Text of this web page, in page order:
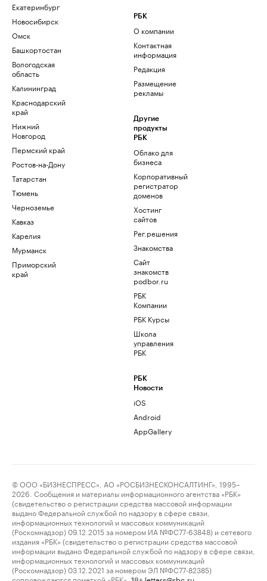
Екатеринбург
Новосибирск
Омск
Башкортостан
Вологодская
область
Калининград
Краснодарский
край
Нижний
Новгород
Пермский край
Ростов-на-Дону
Татарстан
Тюмень
Черноземье
Кавказ
Карелия
Мурманск
Приморский
край
РБК
О компании
Контактная
информация
Редакция
Размещение
рекламы
Другие
продукты
РБК
Облако для
бизнеса
Корпоративный
регистратор
доменов
Хостинг
сайтов
Рег.решения
Знакомства
Сайт
знакомств
podbor.ru
РБК
Компании
РБК Курсы
Школа
управления
РБК
РБК
Новости
iOS
Android
AppGallery
© ООО «БИЗНЕСПРЕСС», АО «РОСБИЗНЕСКОНСАЛТИНГ», 1995–
2026. Сообщения и материалы информационного агентства «РБК»
(свидетельство о регистрации средства массовой информации
выдано Федеральной службой по надзору в сфере связи,
информационных технологий и массовых коммуникаций
(Роскомнадзор) 09.12.2015 за номером ИА №ФС77-63848) и сетевого
издания «РБК» (свидетельство о регистрации средства массовой
информации выдано Федеральной службой по надзору в сфере связи,
информационных технологий и массовых коммуникаций
(Роскомнадзор) 03.12.2021 за номером ЭЛ №ФС77-82385)